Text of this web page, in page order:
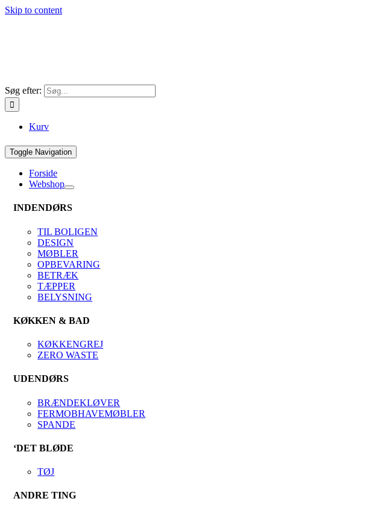
Skip to content
Søg efter:
Kurv
Toggle Navigation
Forside
Webshop
INDENDØRS
TIL BOLIGEN
DESIGN
MØBLER
OPBEVARING
BETRÆK
TÆPPER
BELYSNING
KØKKEN & BAD
KØKKENGREJ
ZERO WASTE
UDENDØRS
BRÆNDEKLØVER
FERMOBHAVEMØBLER
SPANDE
‘DET BLØDE
TØJ
ANDRE TING